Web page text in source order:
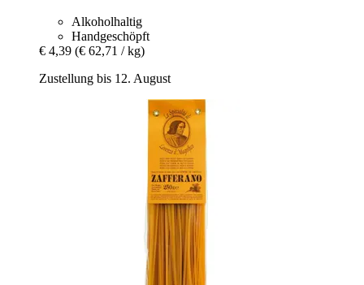
Alkoholhaltig
Handgeschöpft
€ 4,39 (€ 62,71 / kg)
Zustellung bis 12. August